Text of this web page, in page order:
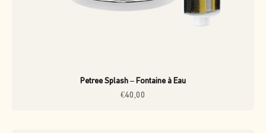
Petree Splash – Fontaine à Eau
Prix de vente
€40,00